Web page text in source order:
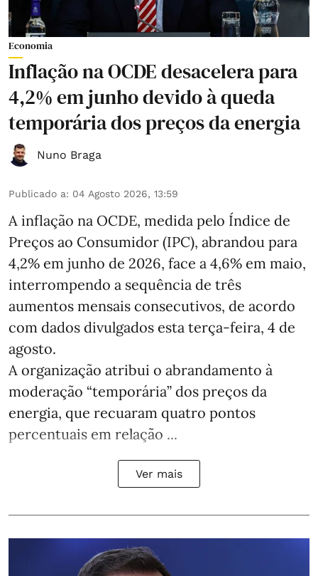
Economia
Inflação na OCDE desacelera para
4,2% em junho devido à queda
temporária dos preços da energia
Nuno Braga
Publicado a: 04 Agosto 2026, 13:59
A inflação na OCDE, medida pelo Índice de
Preços ao Consumidor (IPC), abrandou para
4,2% em junho de 2026, face a 4,6% em maio,
interrompendo a sequência de três
aumentos mensais consecutivos, de acordo
com dados divulgados esta terça-feira, 4 de
agosto.
A organização atribui o abrandamento à
moderação “temporária” dos preços da
energia, que recuaram quatro pontos
percentuais em relação ...
Ver mais